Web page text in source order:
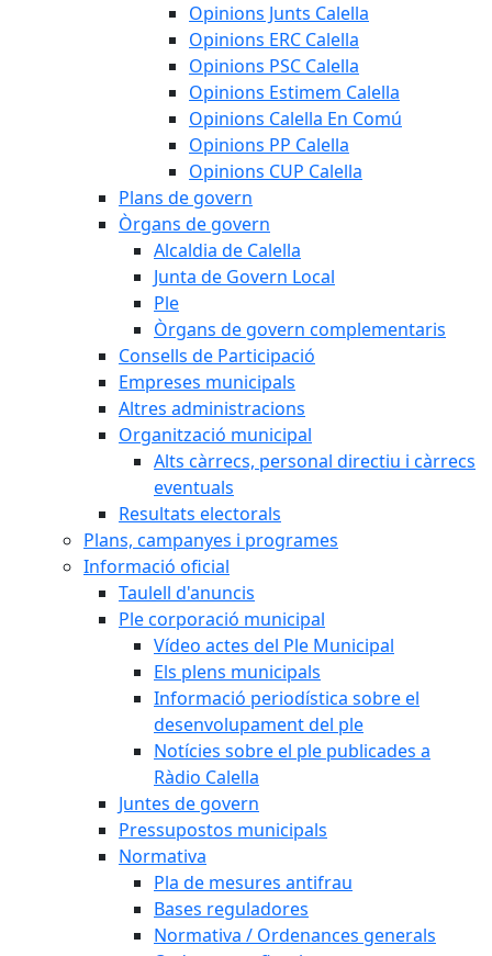
Opinions Junts Calella
Opinions ERC Calella
Opinions PSC Calella
Opinions Estimem Calella
Opinions Calella En Comú
Opinions PP Calella
Opinions CUP Calella
Plans de govern
Òrgans de govern
Alcaldia de Calella
Junta de Govern Local
Ple
Òrgans de govern complementaris
Consells de Participació
Empreses municipals
Altres administracions
Organització municipal
Alts càrrecs, personal directiu i càrrecs
eventuals
Resultats electorals
Plans, campanyes i programes
Informació oficial
Taulell d'anuncis
Ple corporació municipal
Vídeo actes del Ple Municipal
Els plens municipals
Informació periodística sobre el
desenvolupament del ple
Notícies sobre el ple publicades a
Ràdio Calella
Juntes de govern
Pressupostos municipals
Normativa
Pla de mesures antifrau
Bases reguladores
Normativa / Ordenances generals